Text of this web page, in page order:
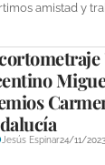
amistad y
Jesús Espinar24/11/2023